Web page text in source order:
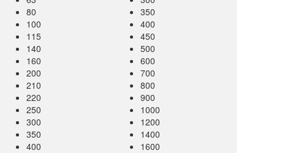
80
100
115
140
160
200
210
220
250
300
350
400
350
400
450
500
600
700
800
900
1000
1200
1400
1600